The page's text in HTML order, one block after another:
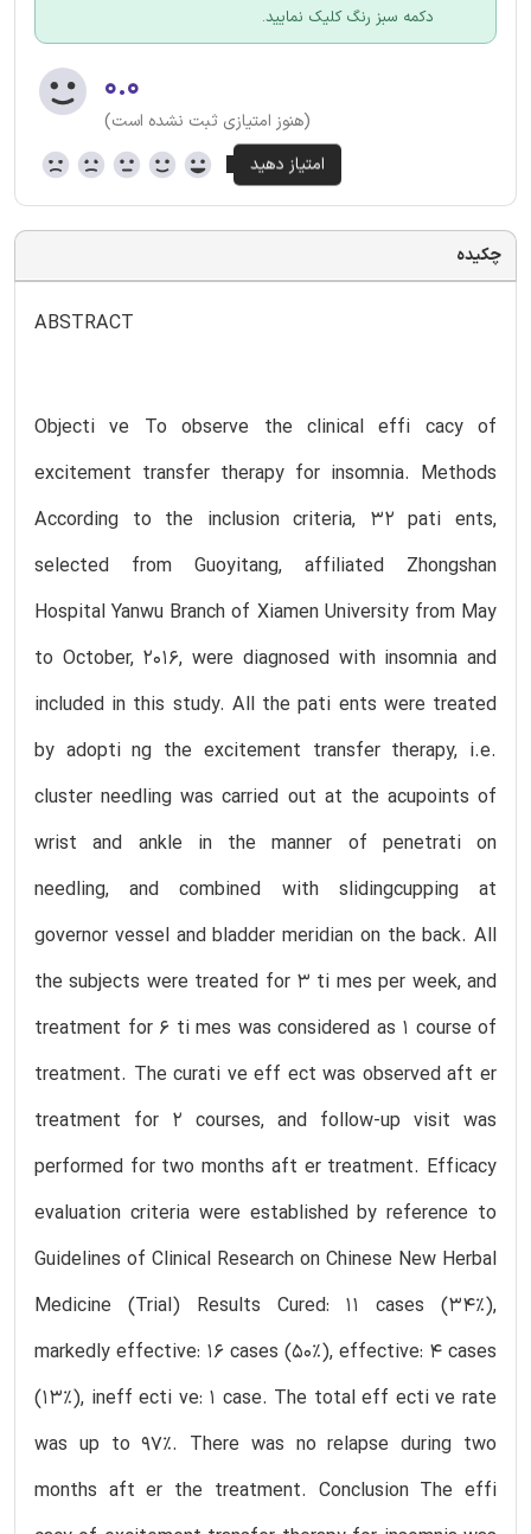
دکمه سبز رنگ کلیک نمایید.
۰.۰
(هنوز امتیازی ثبت نشده است)
چکیده
ABSTRACT
Objecti ve To observe the clinical effi cacy of
excitement transfer therapy for insomnia. Methods
According to the inclusion criteria, 32 pati ents,
selected from Guoyitang, affiliated Zhongshan
Hospital Yanwu Branch of Xiamen University from May
to October, 2016, were diagnosed with insomnia and
included in this study. All the pati ents were treated
by adopti ng the excitement transfer therapy, i.e.
cluster needling was carried out at the acupoints of
wrist and ankle in the manner of penetrati on
needling, and combined with slidingcupping at
governor vessel and bladder meridian on the back. All
the subjects were treated for 3 ti mes per week, and
treatment for 6 ti mes was considered as 1 course of
treatment. The curati ve eff ect was observed aft er
treatment for 2 courses, and follow-up visit was
performed for two months aft er treatment. Efficacy
evaluation criteria were established by reference to
Guidelines of Clinical Research on Chinese New Herbal
Medicine (Trial) Results Cured: 11 cases (34%),
markedly effective: 16 cases (50%), effective: 4 cases
(13%), ineff ecti ve: 1 case. The total eff ecti ve rate
was up to 97%. There was no relapse during two
months aft er the treatment. Conclusion The effi